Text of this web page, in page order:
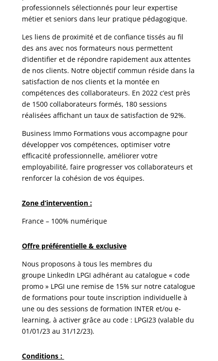
professionnels sélectionnés pour leur expertise
métier et seniors dans leur pratique pédagogique.
Les liens de proximité et de confiance tissés au fil
des ans avec nos formateurs nous permettent
d’identifier et de répondre rapidement aux attentes
de nos clients. Notre objectif commun réside dans la
satisfaction de nos clients et la montée en
compétences des collaborateurs. En 2022 c’est près
de 1500 collaborateurs formés, 180 sessions
réalisées affichant un taux de satisfaction de 92%.
Business Immo Formations vous accompagne pour
développer vos compétences, optimiser votre
efficacité professionnelle, améliorer votre
employabilité, faire progresser vos collaborateurs et
renforcer la cohésion de vos équipes.
Zone d’intervention :
France – 100% numérique
Offre préférentielle & exclusive
Nous proposons à tous les membres du
groupe LinkedIn LPGI adhérant au catalogue « code
promo » LPGI une remise de 15% sur notre catalogue
de formations pour toute inscription individuelle à
une ou des sessions de formation INTER et/ou e-
learning, à activer grâce au code : LPGI23 (valable du
01/01/23 au 31/12/23).
Conditions :